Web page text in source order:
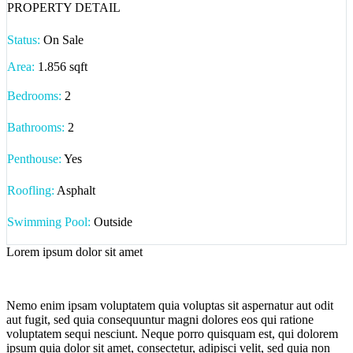
PROPERTY DETAIL
Status: On Sale
Area: 1.856 sqft
Bedrooms: 2
Bathrooms: 2
Penthouse: Yes
Roofling: Asphalt
Swimming Pool: Outside
Lorem ipsum dolor sit amet
Nemo enim ipsam voluptatem quia voluptas sit aspernatur aut odit
aut fugit, sed quia consequuntur magni dolores eos qui ratione
voluptatem sequi nesciunt. Neque porro quisquam est, qui dolorem
ipsum quia dolor sit amet, consectetur, adipisci velit, sed quia non